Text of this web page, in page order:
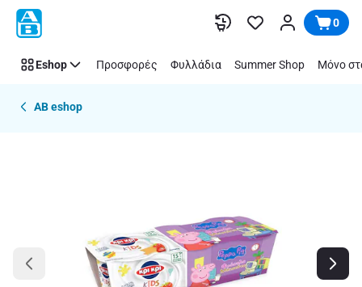
Παράλειψη 0
Eshop Προσφορές Φυλλάδια Summer Shop Μόνο
AB eshop